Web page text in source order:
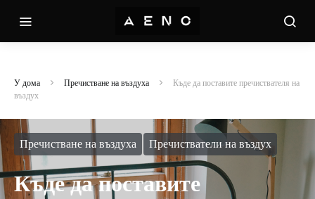
У дома Пречистване на въздуха
Къде да поставите пречиствателя на
въздух
Пречистване на въздуха Пречистватели на въздух
Къде да поставите